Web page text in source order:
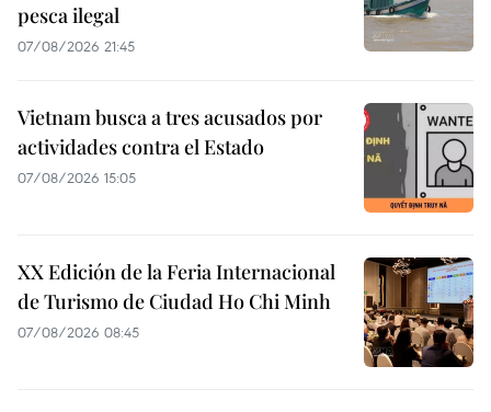
pesca ilegal
07/08/2026 21:45
Vietnam busca a tres acusados por
actividades contra el Estado
07/08/2026 15:05
XX Edición de la Feria Internacional
de Turismo de Ciudad Ho Chi Minh
07/08/2026 08:45